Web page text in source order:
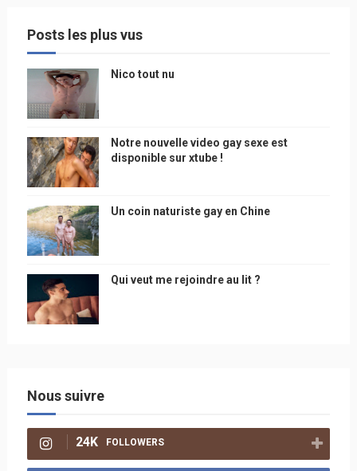
Posts les plus vus
Nico tout nu
Notre nouvelle video gay sexe est
disponible sur xtube !
Un coin naturiste gay en Chine
Qui veut me rejoindre au lit ?
Nous suivre
24K FOLLOWERS